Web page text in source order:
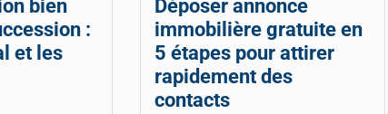
bien
:
et les
Déposer annonce
immobilière gratuite en
5 étapes pour attirer
rapidement des
contacts